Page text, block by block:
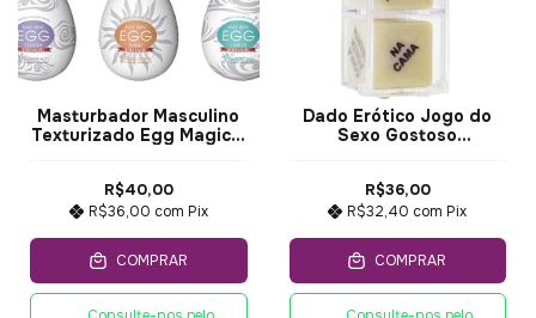
Masturbador Masculino
Texturizado Egg Magical
R$40,00
R$36,00 com Pix
COMPRAR
Dado Erótico Jogo do
Sexo Gostoso
R$36,00
R$32,40 com Pix
COMPRAR